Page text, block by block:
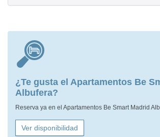
¿Te gusta el Apartamentos Be
Albufera?
Reserva ya en el Apartamentos Be Smart Madrid
Ver disponibilidad